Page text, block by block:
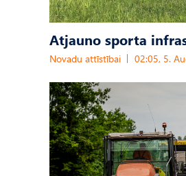
Atjauno sporta
Novadu attīstībai 02:05, 5.